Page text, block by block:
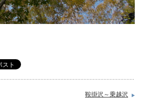
鞍掛沢～乗越沢